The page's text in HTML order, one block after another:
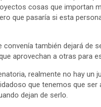
cosas que importan
que pasaría si esta
convenía también dejará de
aprovechan a otras para
realmente no hay un
que tenemos que
dejan de serlo.